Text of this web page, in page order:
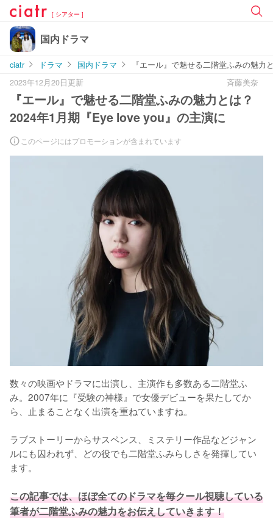
[ シアター ]
国内ドラマ
ciatr ドラマ 国内ドラマ
『エール』で魅せる二階堂ふみの魅力
2023年12月20日更新
斉藤美奈
『エール』で魅せる二階堂ふみの魅力とは？
2024年1月期『Eye love you』の主演に
このページにはプロモーションが含まれています
数々の映画やドラマに出演し、主演作も多数ある二階堂ふ
み。2007年に『受験の神様』で女優デビューを果たしてか
ら、止まることなく出演を重ねていますね。
ラブストーリーからサスペンス、ミステリー作品などジャン
ルにも囚われず、どの役でも二階堂ふみらしさを発揮してい
ます。
この記事では、ほぼ全てのドラマを毎クール視聴している
筆者が二階堂ふみの魅力をお伝えしていきます！